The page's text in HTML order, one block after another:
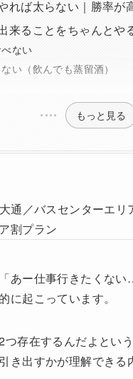
れば太らない｜勝率が
来ることをちゃんとや
ない
い（飲んでも蒸留酒）
もっと見る
通／バスセンターエリ
割プラン
あー仕事行きたくな
に起こっています。
存在するんだよとい
出すかが理解できる